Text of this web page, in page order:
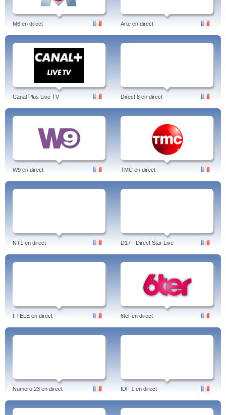
M6 en direct Arte en direct
Canal Plus Live TV Direct 8 en direct
W9 en direct TMC en direct
NT1 en direct D17 - Direct Star Live
I-TELE en direct 6ter en direct
Numero 23 en direct IDF 1 en direct